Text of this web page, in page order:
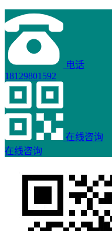
电话
18129801592
在线咨询
在线咨询